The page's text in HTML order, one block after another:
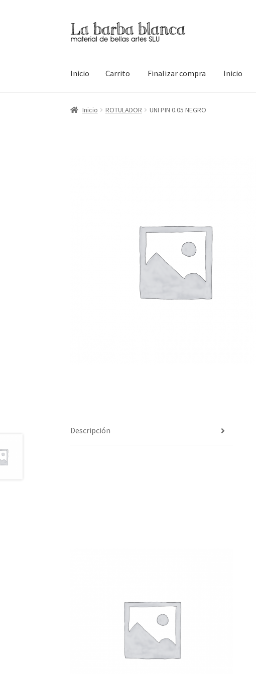
Ir
a
Ir
al
Inicio Carrito Finalizar compra Inicio
Inicio Carrito Finalizar compra InicioMi cuenta
Inicio ROTULADOR UNI PIN 0.05 NEGRO
Descripción